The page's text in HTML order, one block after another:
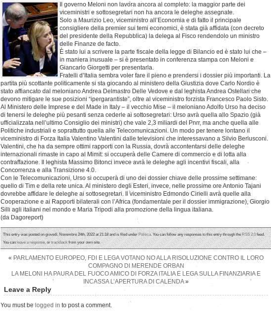
Il governo Meloni non lavora ancora al completo: la maggior parte dei
viceministri e sottosegretari non ha ancora le deleghe assegnate.
Solo a Maurizio Leo, viceministro all’Economia e di fatto il principale
consigliere della premier sui temi economici, è stata già affidata (con decreto
del presidente della Repubblica) la delega al Fisco rendendolo un ministro
delle Finanze de facto.
È stato lui a scrivere la parte fiscale della legge di Bilancio ed è stato lui che –
in maniera inusuale – si è presentato in conferenza stampa con Meloni e
Giancarlo Giorgetti per presentarla.
Fratelli d’Italia sembra voler fare il pieno e prendersi i dossier più importanti. La
partita più scottante politicamente si sta giocando al ministero della Giustizia dove Carlo Nordio è
stato affiancato dal meloniano Andrea Delmastro Delle Vedove e dal leghista Andrea Ostellari che
devono mitigare le sue posizioni “ipergarantiste”, oltre al viceministro forzista Francesco Paolo Sisto.
Al Ministero delle Imprese e del Made in Italy – il vecchio Mise – il meloniano Adolfo Urso ha deciso
di tenersi le deleghe più pesanti senza cederle ai sottosegretari: Urso avrà quella allo Spazio (già
ufficializzata nell’ultimo Consiglio dei ministri) che vale 2,3 miliardi del Pnrr, ma anche quella alle
Politiche industriali e soprattutto quella alle Telecomunicazioni. Un modo per tenere lontano il
viceministro di Forza Italia Valentino Valentini dalle televisioni che interessavano a Silvio Berlusconi.
Valentini, che ha da sempre ottimi rapporti con la Russia, dovrà accontentarsi delle deleghe
internazionali rimaste in capo al Mimit: si occuperà delle Camere di commercio e di lotta alla
contraffazione. Il leghista Massimo Bitonci invece avrà le deleghe agli incentivi fiscali, alla
Concorrenza e alla Transizione 4.0.
Con le Telecomunicazioni, Urso si occuperà di uno dei dossier chiave delle prossime settimane:
quello di Tim e della rete unica. Al ministero degli Esteri, invece, nelle prossime ore Antonio Tajani
dovrebbe affidare le deleghe ai sottosegretari. Il viceministro Edmondo Cirielli avrà quelle alla
Cooperazione e ai Rapporti bilaterali con l’Africa (fondamentale per il dossier immigrazione), Giorgio
Silli agli italiani nel mondo e Maria Tripodi alla promozione della lingua italiana.
(da Dagoreport)
This entry was posted on giovedì, Novembre 24th, 2022 at 21:18 and is filed underPolitica. You can follow any responses to this entry through theRSS 2.0feed.
You canleave a response, ortrackbackfrom your own site.
« PARLAMENTO EUROPEO, FDI E LEGA VOTANO NO ALLA RISOLUZIONE CONTRO IL LORO
COMPAGNO DI MERENDE ORBAN
LA MELONI HA PAURA DEL FUOCO AMICO DI FORZA ITALIA E LEGA SULLA FINANZIARIA E
INCASSA L’APERTURA DI CALENDA»
Leave a Reply
You must be logged in to post a comment.